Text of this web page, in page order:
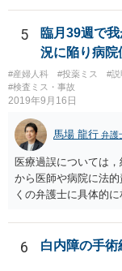
利益を受ける可能性
5
臨月39週で
況に陥り病院
#産婦人科 #投薬ミス #説
#検査ミス・事故
2019年9月16日
馬場 龍行 弁護
医療過誤については
から医師や病院に法
くの弁護士に具体的
6 白内障の手術